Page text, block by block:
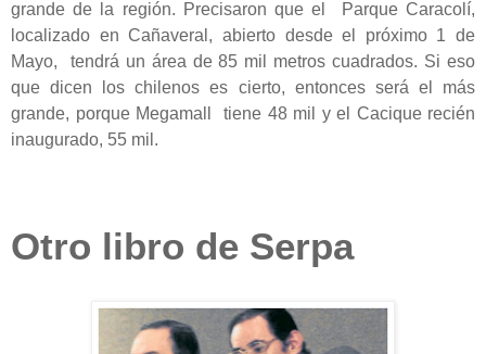
grande de la región. Precisaron que el Parque Caracolí,
localizado en Cañaveral, abierto desde el próximo 1 de
Mayo, tendrá un área de 85 mil metros cuadrados. Si eso
que dicen los chilenos es cierto, entonces será el más
grande, porque Megamall tiene 48 mil y el Cacique recién
inaugurado, 55 mil.
Otro libro de Serpa